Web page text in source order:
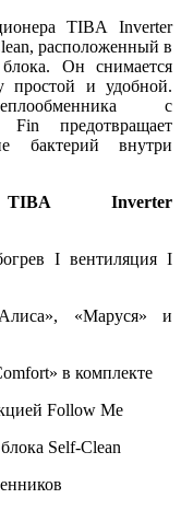
TIBA Inverter
расположенный в
Он снимается
простой и удобной.
с
предотвращает
бактерий внутри
TIBA Inverter
I вентиляция I
«Маруся» и
в комплекте
Follow Me
Self-Clean